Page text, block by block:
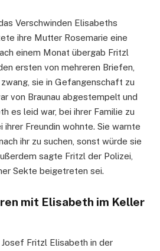
Verschwinden Elisabeths
ihre Mutter Rosemarie eine
einem Monat übergab Fritzl
ersten von mehreren Briefen,
sie in Gefangenschaft zu
von Braunau abgestempelt und
es leid war, bei ihrer Familie zu
ihrer Freundin wohnte. Sie warnte
ihr zu suchen, sonst würde sie
sagte Fritzl der Polizei,
Sekte beigetreten sei.
mit Elisabeth im Keller
Fritzl Elisabeth in der